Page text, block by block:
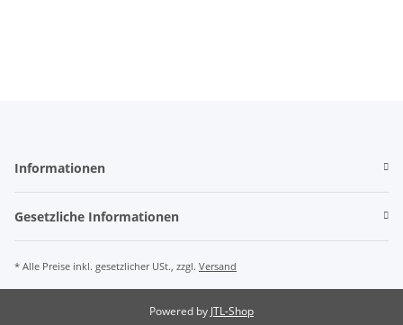
Informationen
Gesetzliche Informationen
* Alle Preise inkl. gesetzlicher USt., zzgl. Versand
Powered by JTL-Shop